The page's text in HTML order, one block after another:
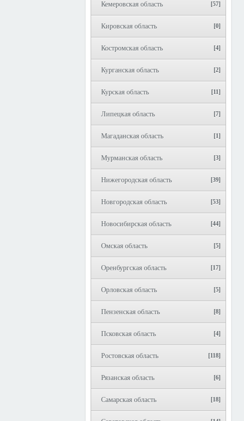
Кемеровская область [57]
Кировская область [0]
Костромская область [4]
Курганская область [2]
Курская область [11]
Липецкая область [7]
Магаданская область [1]
Мурманская область [3]
Нижегородская область [39]
Новгородская область [53]
Новосибирская область [44]
Омская область [5]
Оренбургская область [17]
Орловская область [5]
Пензенская область [8]
Псковская область [4]
Ростовская область [118]
Рязанская область [6]
Самарская область [18]